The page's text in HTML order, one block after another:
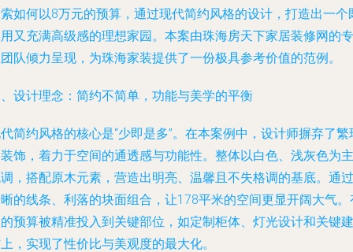
如何以8万元的预算，通过现代简约风格的设计，打造出一个
又充满高级感的理想家园。本案由珠海房天下家居装修网的专
队倾力呈现，为珠海家装提供了一份极具参考价值的范例。
设计理念：简约不简单，功能与美学的平衡
简约风格的核心是“少即是多”。在本案例中，设计师摒弃了繁
饰，着力于空间的通透感与功能性。整体以白色、浅灰色为主
，搭配原木元素，营造出明亮、温馨且不失格调的基底。通过
的线条、利落的块面组合，让178平米的空间更显开阔大气。
预算被精准投入到关键部位，如定制柜体、灯光设计和关键建
，实现了性价比与美观度的最大化。